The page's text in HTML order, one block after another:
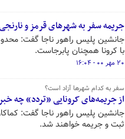
جریمه سفر به شهرهای قرمز و
جانشین پلیس راهور ناجا گفت:
با کرونا همچنان پابرجاست.
۲۰ مهر ۰۰ - ۱۶:۰۴
سفر به کدام شهرها آزاد است؟
از جریمه‌های کرونایی «تردد» چه خبر
جانشین پلیس راهور ناجا گفت:
ثبت و جریمه خواهند شد.